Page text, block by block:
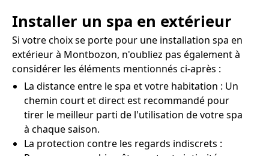
Installer un spa en extérieur
Si votre choix se porte pour une installation spa en
extérieur à Montbozon, n'oubliez pas également à
considérer les éléments mentionnés ci-après :
La distance entre le spa et votre habitation : Un
chemin court et direct est recommandé pour
tirer le meilleur parti de l'utilisation de votre spa
à chaque saison.
La protection contre les regards indiscrets :